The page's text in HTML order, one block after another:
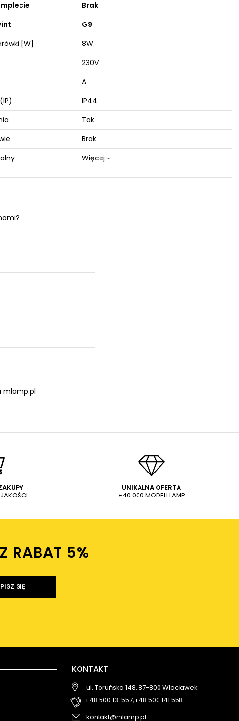
Brak
G9
[W]
8W
230V
A
IP44
Tak
Brak
Więcej
mlamp.pl
UNIKALNA OFERTA
+40 000 MODELI LAMP
RABAT 5%ㅤ
SIĘ
KONTAKT
ul. Toruńska 148, 87-800 Włocławek
+48 500 131 557,+48 500 141 558
kontakt@mlamp.pl